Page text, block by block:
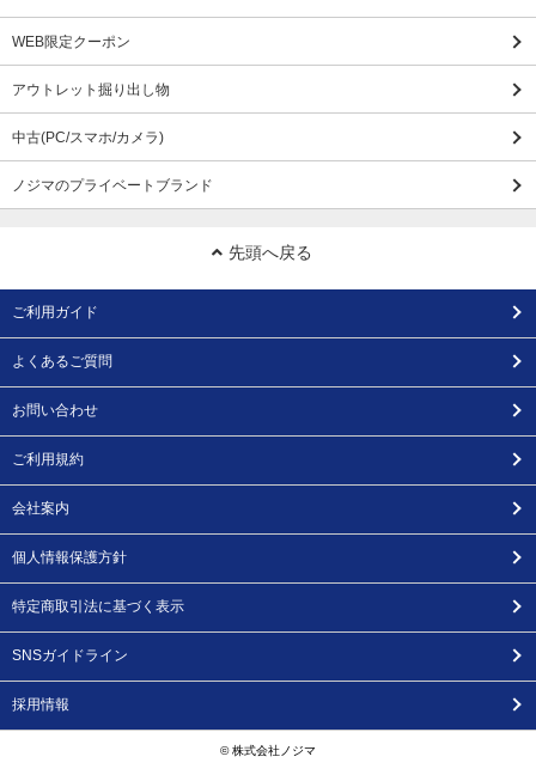
WEB限定クーポン
アウトレット掘り出し物
中古(PC/スマホ/カメラ)
ノジマのプライベートブランド
先頭へ戻る
ご利用ガイド
よくあるご質問
お問い合わせ
ご利用規約
会社案内
個人情報保護方針
特定商取引法に基づく表示
SNSガイドライン
採用情報
© 株式会社ノジマ